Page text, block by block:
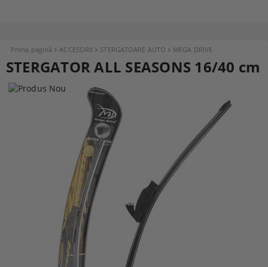
Prima pagină ACCESORII STERGATOARE AUTO MEGA DRIVE
STERGATOR ALL SEASONS 16/40 cm